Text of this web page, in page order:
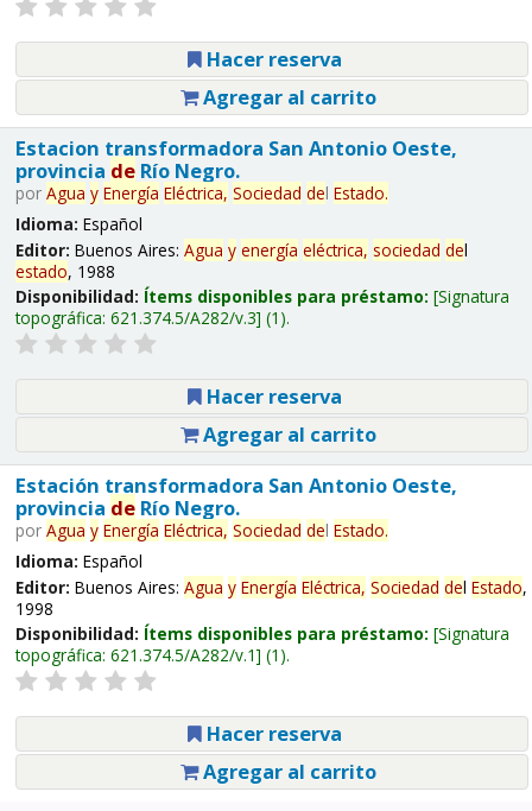
Hacer reserva
Agregar al carrito
Estacion transformadora San Antonio Oeste,
provincia deRío Negro.
por Agua y Energía Eléctrica, Sociedad del Estado.
Idioma: Español
Editor: Buenos Aires: Agua y energía eléctrica, sociedad del
estado, 1988
Disponibilidad: Ítems disponibles para préstamo: Signatura
topográfica: 621.374.5/A282/v.3 (1).
Hacer reserva
Agregar al carrito
Estación transformadora San Antonio Oeste,
provincia deRío Negro.
por Agua y Energía Eléctrica, Sociedad del Estado.
Idioma: Español
Editor: Buenos Aires: Agua y Energía Eléctrica, Sociedad del Estado,
1998
Disponibilidad: Ítems disponibles para préstamo: Signatura
topográfica: 621.374.5/A282/v.1 (1).
Hacer reserva
Agregar al carrito